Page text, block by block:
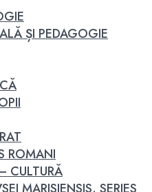
ȘI PEDAGOGIE
ROMANI
CULTURĂ